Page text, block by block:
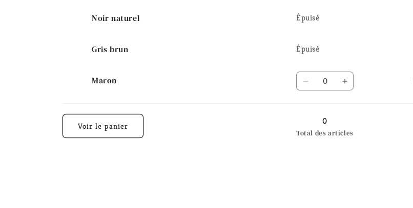
Noir naturel Quantité
Épuisé
Gris brun Quantité
Épuisé
Maron Quantité
Réduire
Maron
Augmenter
Maron
en
cours...Voir le panier 0
Total des articles